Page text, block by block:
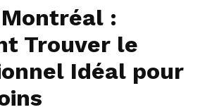
:
Trouver le
Idéal pour